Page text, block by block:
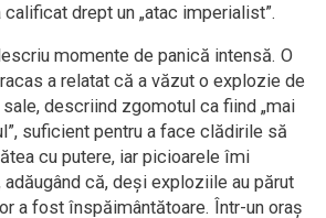
drept un „atac imperialist”.
momente de panică intensă. O
a relatat că a văzut o explozie de
descriind zgomotul ca fiind „mai
suficient pentru a face clădirile să
cu putere, iar picioarele îmi
adăugând că, deși exploziile au părut
a fost înspăimântătoare. Într-un oraș